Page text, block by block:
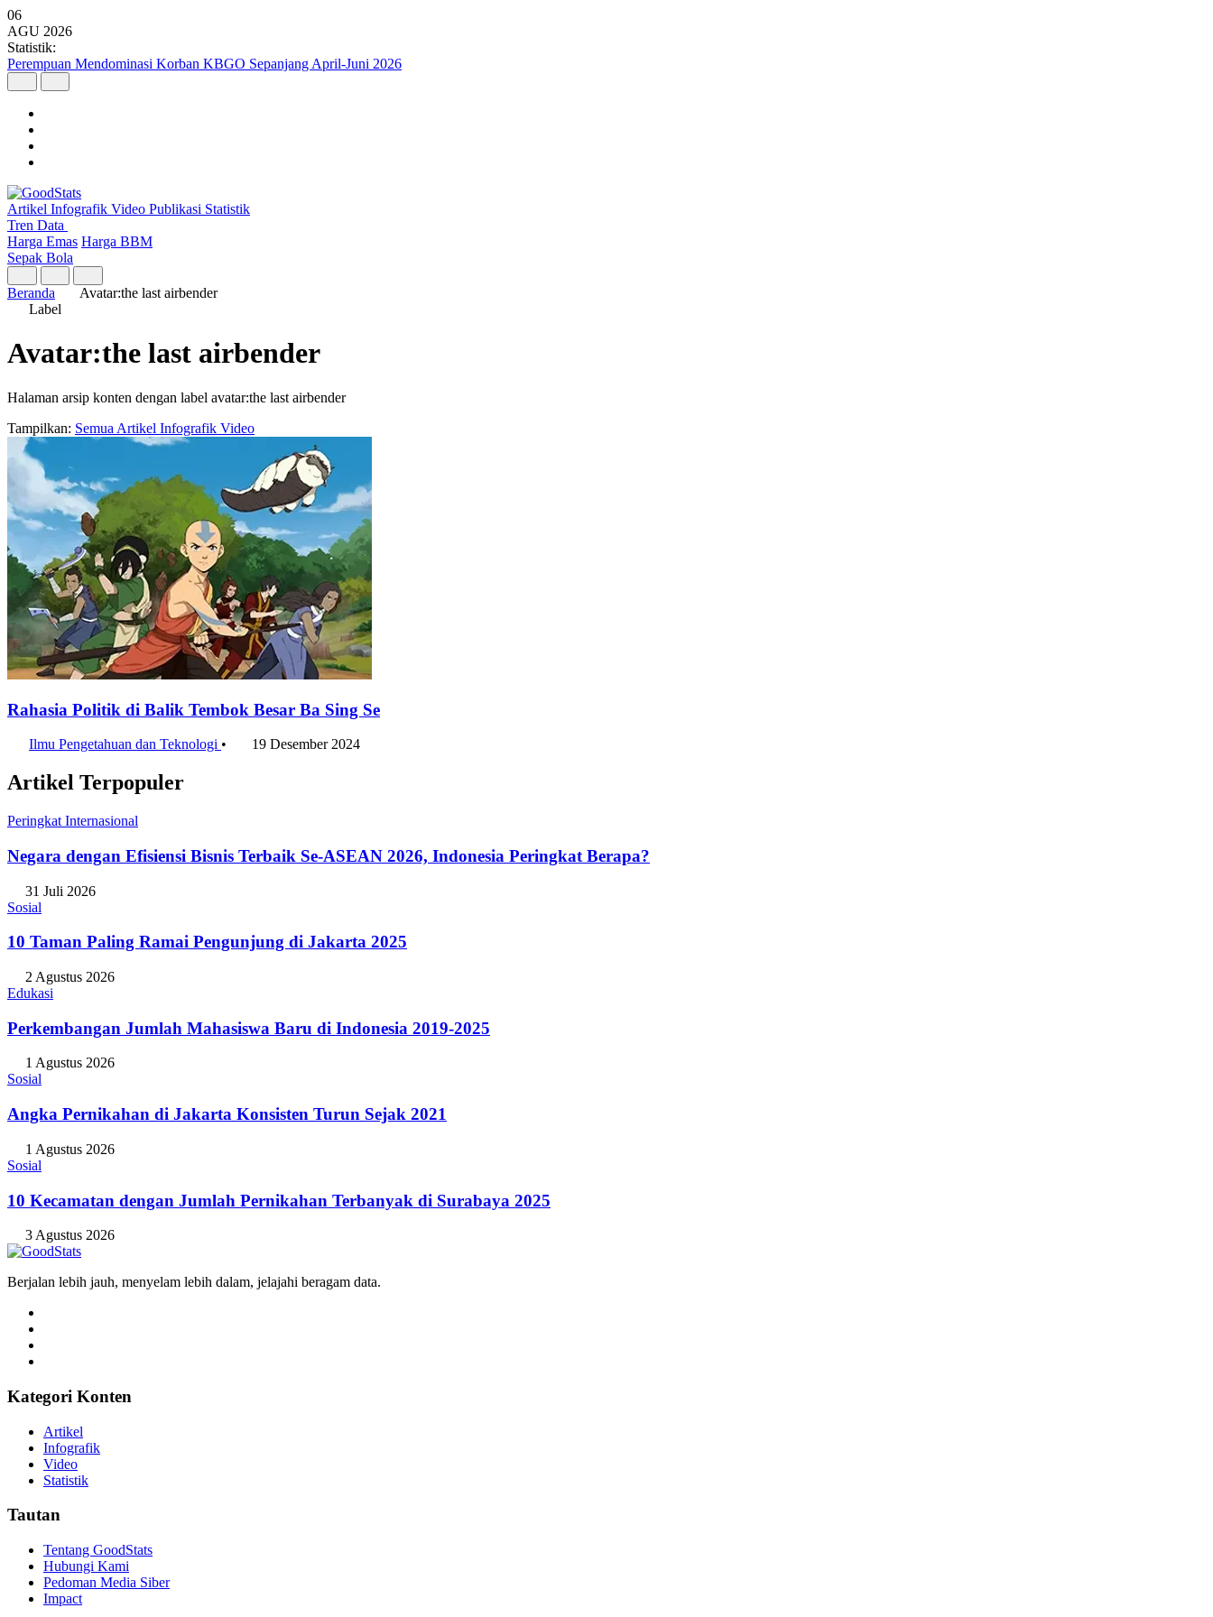
06
AGU 2026
Statistik:
Perempuan Mendominasi Korban KBGO Sepanjang April-Juni 2026
Artikel Infografik Video Publikasi Statistik
Tren Data
Harga Emas Harga BBM
Sepak Bola
Beranda
Avatar:the last airbender
Label
Avatar:the last airbender
Halaman arsip konten dengan label avatar:the last airbender
Tampilkan: Semua Artikel Infografik Video
Rahasia Politik di Balik Tembok Besar Ba Sing Se
Ilmu Pengetahuan dan Teknologi • 19 Desember 2024
Artikel Terpopuler
Peringkat Internasional
Negara dengan Efisiensi Bisnis Terbaik Se-ASEAN 2026, Indonesia Peringkat Berapa?
31 Juli 2026
Sosial
10 Taman Paling Ramai Pengunjung di Jakarta 2025
2 Agustus 2026
Edukasi
Perkembangan Jumlah Mahasiswa Baru di Indonesia 2019-2025
1 Agustus 2026
Sosial
Angka Pernikahan di Jakarta Konsisten Turun Sejak 2021
1 Agustus 2026
Sosial
10 Kecamatan dengan Jumlah Pernikahan Terbanyak di Surabaya 2025
3 Agustus 2026
Berjalan lebih jauh, menyelam lebih dalam, jelajahi beragam data.
Kategori Konten
Artikel
Infografik
Video
Statistik
Tautan
Tentang GoodStats
Hubungi Kami
Pedoman Media Siber
Impact